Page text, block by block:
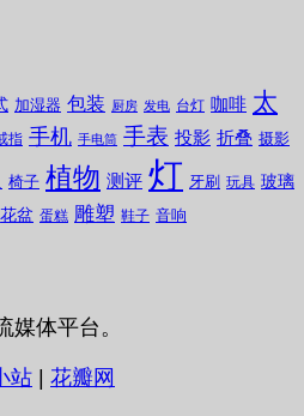
加湿器 包装 厨房 发电 台灯 咖啡 太
指 手机 手电筒 手表 投影 折叠 摄影
椅子 植物 测评 灯 牙刷 玩具 玻璃
花盆 蛋糕 雕塑 鞋子 音响
体平台。
站 | 花瓣网